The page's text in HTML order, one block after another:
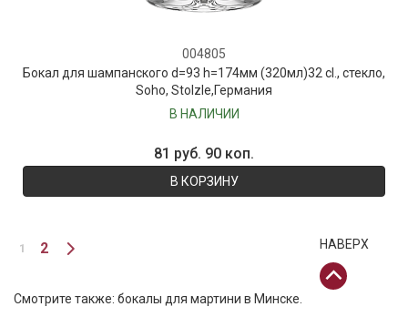
004805
Бокал для шампанского d=93 h=174мм (320мл)32 cl., стекло,
Soho, Stolzle,Германия
В НАЛИЧИИ
81 руб. 90 коп.
В КОРЗИНУ
1 2 НАВЕРХ
Смотрите также: бокалы для мартини в Минске